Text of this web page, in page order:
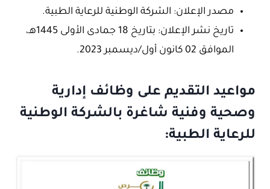
مصدر الإعلان: الشركة الوطنية للرعاية الطبية.
تاريخ نشر الإعلان: بتاريخ 18 جمادى الأولى 1445هـ،
الموافق 02 كانون أول/ديسمبر 2023.
مواعيد التقديم على وظائف إدارية
وصحية وفنية شاغرة بالشركة الوطنية
للرعاية الطبية: